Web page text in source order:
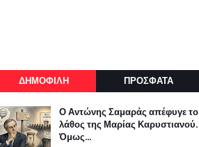
ΔΗΜΟΦΙΛΗ ΠΡΟΣΦΑΤΑ
Ο Αντώνης Σαμαράς απέφυγε το
λάθος της Μαρίας Καρυστιανού.
Όμως...